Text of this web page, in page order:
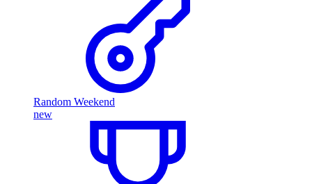
Random Weekend
new